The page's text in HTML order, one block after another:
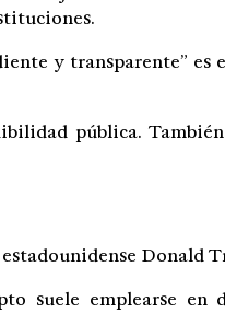
y transparente” es
pública.
Donald
suele emplearse en